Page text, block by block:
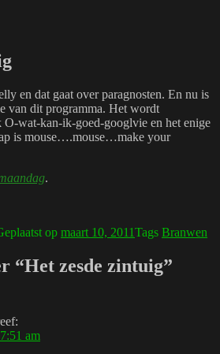
en dat gaat over paragnosten. En nu is
van dit programma. Het wordt
O-wat-kan-ik-goed-googlvie en het enige
is mouse….mouse…make your
.
op maart 10, 2011Tags Branwen
“Het zesde zintuig”
am